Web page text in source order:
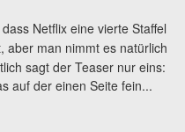
Netflix eine vierte Staffel
aber man nimmt es natürlich
sagt der Teaser nur eins:
auf der einen Seite fein...